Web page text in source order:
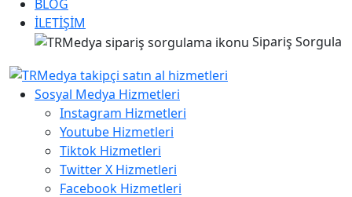
BLOG
İLETİŞİM
Sipariş Sorgula
Sosyal Medya Hizmetleri
Instagram Hizmetleri
Youtube Hizmetleri
Tiktok Hizmetleri
Twitter X Hizmetleri
Facebook Hizmetleri